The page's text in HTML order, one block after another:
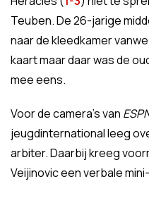
Teuben. De 26-jarige
naar de kleedkamer
kaart maar daar was de
mee eens.
Voor de camera's van
jeugdinternational leeg
arbiter. Daarbij kreeg
Veijinovic een verbale